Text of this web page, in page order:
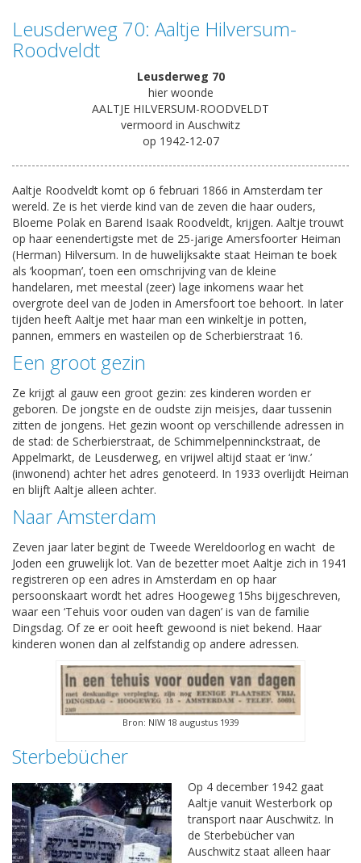
Leusderweg 70: Aaltje Hilversum-
Roodveldt
Leusderweg 70
hier woonde
AALTJE HILVERSUM-ROODVELDT
vermoord in Auschwitz
op 1942-12-07
Aaltje Roodveldt komt op 6 februari 1866 in Amsterdam ter
wereld. Ze is het vierde kind van de zeven die haar ouders,
Bloeme Polak en Barend Isaak Roodveldt, krijgen. Aaltje trouwt
op haar eenendertigste met de 25-jarige Amersfoorter Heiman
(Herman) Hilversum. In de huwelijksakte staat Heiman te boek
als ‘koopman’, toen een omschrijving van de kleine
handelaren, met meestal (zeer) lage inkomens waar het
overgrote deel van de Joden in Amersfoort toe behoort. In later
tijden heeft Aaltje met haar man een winkeltje in potten,
pannen, emmers en wasteilen op de Scherbierstraat 16.
Een groot gezin
Ze krijgt al gauw een groot gezin: zes kinderen worden er
geboren. De jongste en de oudste zijn meisjes, daar tussenin
zitten de jongens. Het gezin woont op verschillende adressen in
de stad: de Scherbierstraat, de Schimmelpenninckstraat, de
Appelmarkt, de Leusderweg, en vrijwel altijd staat er ‘inw.’
(inwonend) achter het adres genoteerd. In 1933 overlijdt Heiman
en blijft Aaltje alleen achter.
Naar Amsterdam
Zeven jaar later begint de Tweede Wereldoorlog en wacht de
Joden een gruwelijk lot. Van de bezetter moet Aaltje zich in 1941
registreren op een adres in Amsterdam en op haar
persoonskaart wordt het adres Hoogeweg 15hs bijgeschreven,
waar een ‘Tehuis voor ouden van dagen’ is van de familie
Dingsdag. Of ze er ooit heeft gewoond is niet bekend. Haar
kinderen wonen dan al zelfstandig op andere adressen.
Bron: NIW 18 augustus 1939
Sterbebücher
Op 4 december 1942 gaat
Aaltje vanuit Westerbork op
transport naar Auschwitz. In
de Sterbebücher van
Auschwitz staat alleen haar